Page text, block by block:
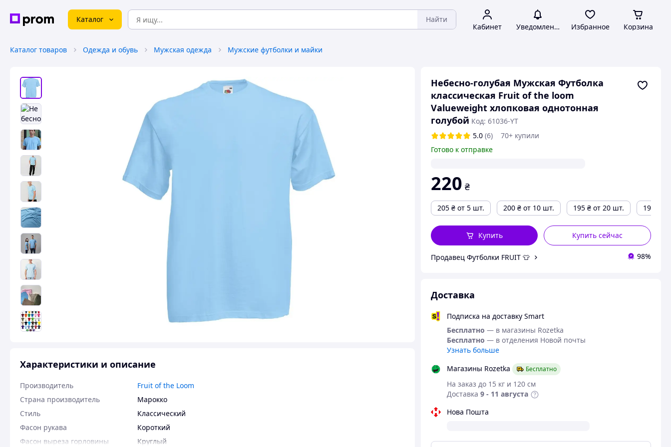
Каталог Найти
Кабинет Уведомления Избранное Корзина
Каталог товаров Одежда и обувь Мужская одежда Мужские футболки и майки
Небесно-голубая Мужская Футболка
классическая Fruit of the loom
Valueweight хлопковая однотонная
голубой Код: 61036-YT
5.0 (6)
70+ купили
Готово к отправке
220 ₴
205 ₴ от 5 шт. 200 ₴ от 10 шт. 195 ₴ от 20 шт. 190
Купить сейчас
Купить
Продавец Футболки FRUIT 👕 98%
Доставка
Подписка на доставку Smart
Бесплатно — в магазины Rozetka
Бесплатно — в отделения Новой почты
Узнать больше
Магазины Rozetka
Бесплатно
На заказ до 15 кг и 120 см
Доставка 9 - 11 августа
Нова Пошта
Характеристики и описание
Производитель
Fruit of the Loom
Страна производитель
Марокко
Стиль
Классический
Фасон рукава
Короткий
Фасон выреза горловины
Круглый